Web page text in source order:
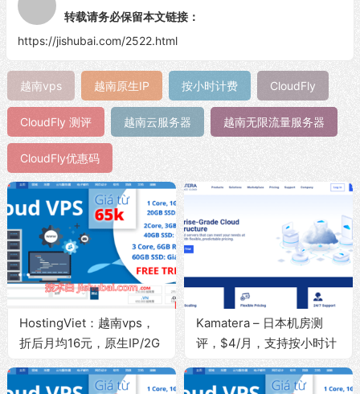
转载请务必保留本文链接：
https://jishubai.com/2522.html
越南vps 越南原生IP 按小时计费 CloudFly
CloudFly 测评 越南云服务器 越南无限流量服务器
CloudFly优惠码
HostingViet：越南vps，
折后月均16元，原生IP/2G
SSD/150Mbps@无限流量
Kamatera – 日本机房测
评，$4/月，支持按小时计
30天